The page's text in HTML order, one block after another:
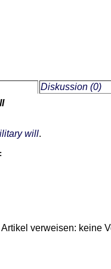
Diskussion (0)
will.
verweisen: keine